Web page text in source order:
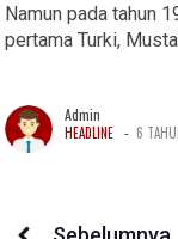
Namun pada tahun
pertama Turki,
Admin
HEADLINE - 6